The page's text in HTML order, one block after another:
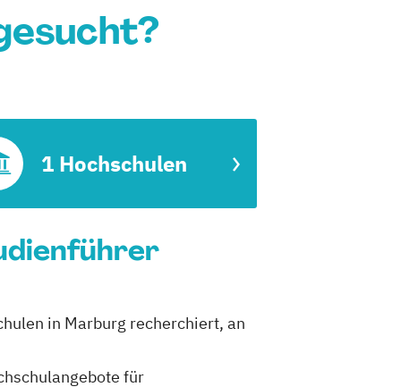
1 Hochschulen
in Marburg recherchiert, an
für